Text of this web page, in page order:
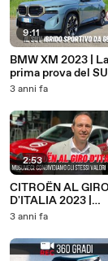
9:11
BMW XM 2023 | La
prima prova del
sportivo ibrido plug-
3 anni fa
2:53
CITROËN AL GIRO
D'ITALIA 2023 |
Musumeci:
stessi valori del
ciclismo
3 anni fa